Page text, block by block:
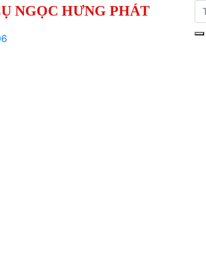
NGỌC HƯNG PHÁT